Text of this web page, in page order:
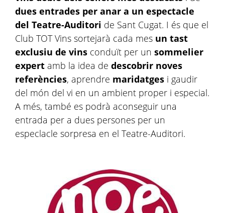
dues entrades per anar a un espectacle
del Teatre-Auditori de Sant Cugat. I és que el
Club TOT Vins sortejarà cada mes un tast
exclusiu de vins conduït per un sommelier
expert amb la idea de descobrir noves
referències, aprendre maridatges i gaudir
del món del vi en un ambient proper i especial.
A més, també es podrà aconseguir una
entrada per a dues persones per un
especlacle sorpresa en el Teatre-Auditori.